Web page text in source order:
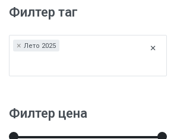
Филтер таг
×
× Лето 2025
Филтер цена